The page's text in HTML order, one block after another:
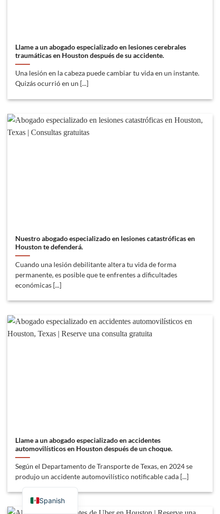
Llame a un abogado especializado en lesiones cerebrales
traumáticas en Houston después de su accidente.
Una lesión en la cabeza puede cambiar tu vida en un instante.
Quizás ocurrió en un [...]
Nuestro abogado especializado en lesiones catastróficas en
Houston te defenderá.
Cuando una lesión debilitante altera tu vida de forma
permanente, es posible que te enfrentes a dificultades
económicas [...]
Llame a un abogado especializado en accidentes
automovilísticos en Houston después de un choque.
Según el Departamento de Transporte de Texas, en 2024 se
produjo un accidente automovilístico notificable cada [...]
Spanish